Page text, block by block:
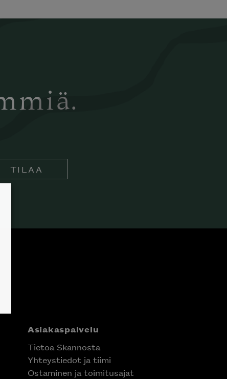
TILAA
Asiakaspalvelu
Tietoa Skannosta
Yhteystiedot ja tiimi
Ostaminen ja toimitusajat